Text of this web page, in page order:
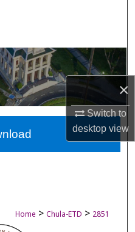
×
Switch to
desktopview
Network™
Home > Chula-ETD > 2851